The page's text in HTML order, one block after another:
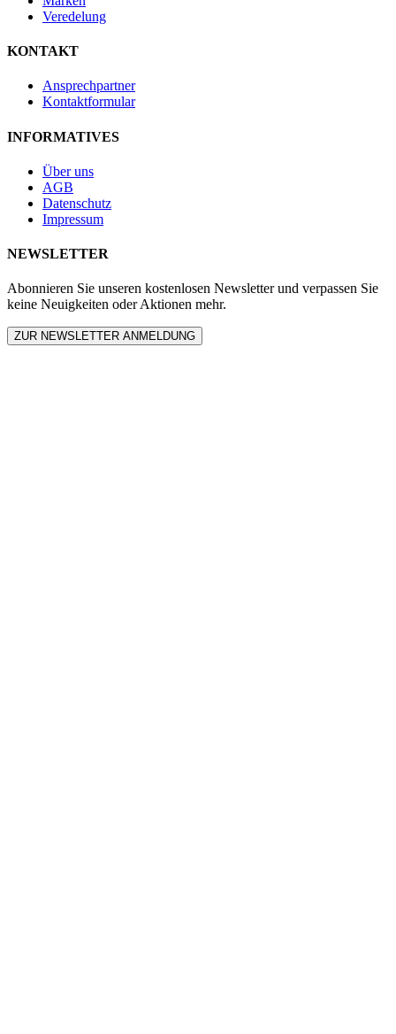
Veredelung
KONTAKT
Ansprechpartner
Kontaktformular
INFORMATIVES
Über uns
AGB
Datenschutz
Impressum
NEWSLETTER
Abonnieren Sie unseren kostenlosen Newsletter und verpassen Sie
keine Neuigkeiten oder Aktionen mehr.
ZUR NEWSLETTER ANMELDUNG